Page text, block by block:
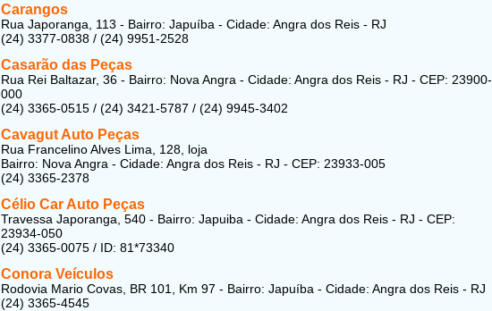
Carangos
Rua Japoranga, 113 - Bairro: Japuíba - Cidade: Angra dos Reis - RJ
(24) 3377-0838 / (24) 9951-2528
Casarão das Peças
Rua Rei Baltazar, 36 - Bairro: Nova Angra - Cidade: Angra dos Reis - RJ - CEP: 23900-
000
(24) 3365-0515 / (24) 3421-5787 / (24) 9945-3402
Cavagut Auto Peças
Rua Francelino Alves Lima, 128, loja
Bairro: Nova Angra - Cidade: Angra dos Reis - RJ - CEP: 23933-005
(24) 3365-2378
Célio Car Auto Peças
Travessa Japoranga, 540 - Bairro: Japuiba - Cidade: Angra dos Reis - RJ - CEP:
23934-050
(24) 3365-0075 / ID: 81*73340
Conora Veículos
Rodovia Mario Covas, BR 101, Km 97 - Bairro: Japuíba - Cidade: Angra dos Reis - RJ
(24) 3365-4545